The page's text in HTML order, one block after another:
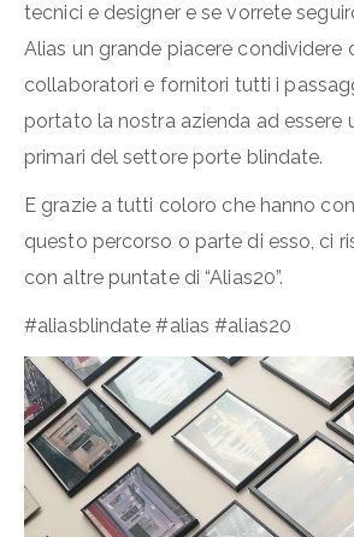
tecnici e designer e se vorrete
Alias un grande piacere condividere
collaboratori e fornitori tutti i
portato la nostra azienda ad essere
primari del settore porte blindate.
E grazie a tutti coloro che hanno
questo percorso o parte di esso, ci
con altre puntate di “Alias20”.
#aliasblindate #alias #alias20